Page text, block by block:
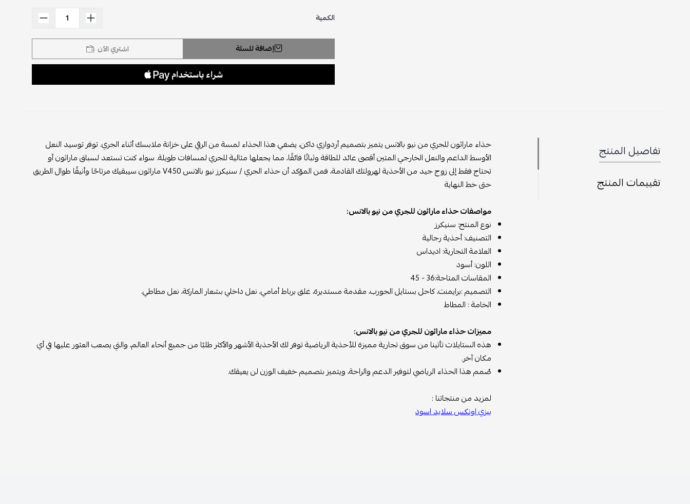
الكمية
إضافة للسلة اشتري الآن
تفاصيل المنتج
تقييمات المنتج
حذاء ماراثون للجري من نيو بالانس يتميز بتصميم أردوازي داكن، يضفي هذا الحذاء لمسة من الرقي على خزانة ملابسك أثناء الجري. توفر توسيد النعل
الأوسط الداعم والنعل الخارجي المتين أقصى عائد للطاقة وثباتًا فائقًا، مما يجعلها مثالية للجري لمسافات طويلة. سواء كنت تستعد لسباق ماراثون أو
تحتاج فقط إلى زوج جيد من الأحذية لهرولتك القادمة، فمن المؤكد أن حذاء الجري / سنيكرز نيو بالانس V450 ماراثون سيبقيك مرتاحًا وأنيقًا طوال الطريق
حتى خط النهاية
مواصفاتحذاء ماراثون للجري من نيو بالانس:
نوع المنتج: سنيكرز
التصنيف: أحذية رجالية
العلامة التجارية: اديداس
اللون: أسود
المقاسات المتاحة:36 - 45
التصميم :برايمنت، كاحل بستايل الجورب، مقدمة مستديرة، غلق برباط أمامي، نعل داخلي بشعار الماركة، نعل مطاطي.
الخامة : المطاط
مميزاتحذاء ماراثون للجري من نيو بالانس:
هذه الستايلات تأتينا من سوق تجارية مميزة للأحذية الرياضية توفر لك الأحذية الأشهر والأكثر طلبًا من جميع أنحاء العالم، والتي يصعب العثور عليها في أي
مكان آخر.
صُمم هذا الحذاء الرياضي لتوفير الدعم والراحة، ويتميز بتصميم خفيف الوزن لن يعيقك.
لمزيد من منتجاتنا :
ييزي اونكس سلايد اسود